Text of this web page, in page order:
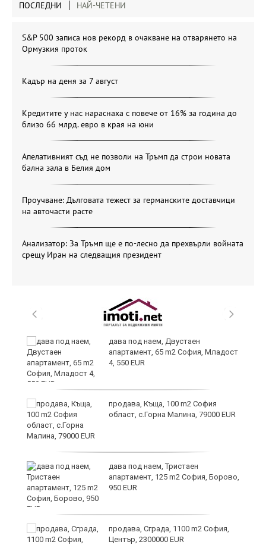
ПОСЛЕДНИ НАЙ-ЧЕТЕНИ
S&P 500 записа нов рекорд в очакване на отварянето на
Ормузкия проток
Кадър на деня за 7 август
Кредитите у нас нараснаха с повече от 16% за година до
близо 66 млрд. евро в края на юни
Апелативният съд не позволи на Тръмп да строи новата
бална зала в Белия дом
Проучване: Дълговата тежест за германските доставчици
на авточасти расте
Анализатор: За Тръмп ще е по-лесно да прехвърли войната
срещу Иран на следващия президент
дава под наем, Двустаен
апартамент, 65 m2 София, Младост
4, 550 EUR
продава, Къща, 100 m2 София
област, с.Горна Малина, 79000 EUR
дава под наем, Тристаен
апартамент, 125 m2 София, Борово,
950 EUR
продава, Сграда, 1100 m2 София,
Център, 2300000 EUR